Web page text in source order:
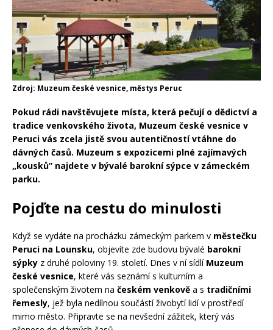
Zdroj: Muzeum české vesnice, městys Peruc
Pokud rádi navštěvujete místa, která pečují o dědictví a
tradice venkovského života, Muzeum české vesnice v
Peruci vás zcela jistě svou autentičností vtáhne do
dávných časů. Muzeum s expozicemi plné zajímavých
„kousků” najdete v bývalé barokní sýpce v zámeckém
parku.
Pojďte na cestu do minulosti
Když se vydáte na procházku zámeckým parkem v městečku
Peruci na Lounsku, objevíte zde budovu bývalé barokní
sýpky z druhé poloviny 19. století. Dnes v ní sídlí Muzeum
české vesnice, které vás seznámí s kulturním a
společenským životem na českém venkově a s tradičními
řemesly, jež byla nedílnou součástí živobytí lidí v prostředí
mimo město. Připravte se na nevšední zážitek, který vás